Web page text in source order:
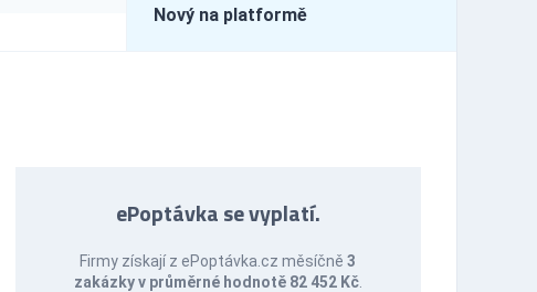
Nový na platformě
ePoptávka se vyplatí.
Firmy získají z ePoptávka.cz měsíčně3
zakázky v průměrné hodnotě 82 452 Kč.